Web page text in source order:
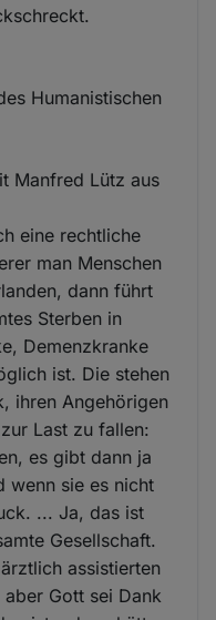
Humanistischen
Manfred Lütz aus
eine rechtliche
man Menschen
dann führt
Sterben in
Demenzkranke
ist. Die stehen
ihren Angehörigen
Last zu fallen:
es gibt dann ja
wenn sie es nicht
... Ja, das ist
Gesellschaft.
assistierten
Gott sei Dank